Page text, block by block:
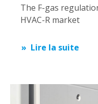
The F-gas
HVAC-R market
Lire la suite